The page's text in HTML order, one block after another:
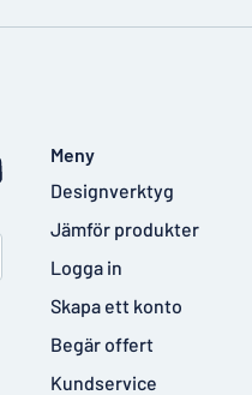
Meny
Designverktyg
Jämför produkter
Logga in
Skapa ett konto
Begär offert
Kundservice